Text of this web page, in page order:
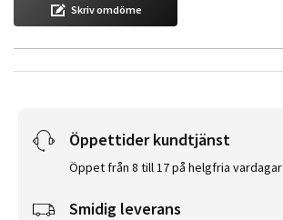
Skriv omdöme
Öppettider kundtjänst
Öppet från 8 till 17 på helgfria vardagar
Smidig leverans